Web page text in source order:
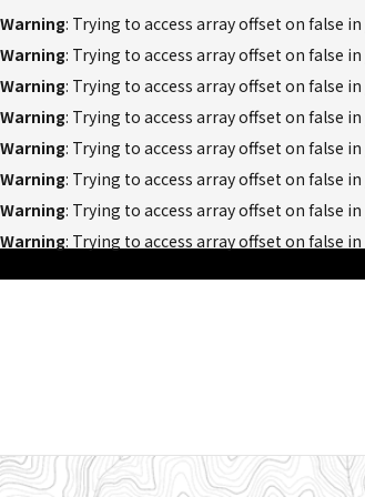
Warning: Trying to access array offset on false in
Warning: Trying to access array offset on false in
Warning: Trying to access array offset on false in
Warning: Trying to access array offset on false in
Warning: Trying to access array offset on false in
Warning: Trying to access array offset on false in
Warning: Trying to access array offset on false in
Warning: Trying to access array offset on false in